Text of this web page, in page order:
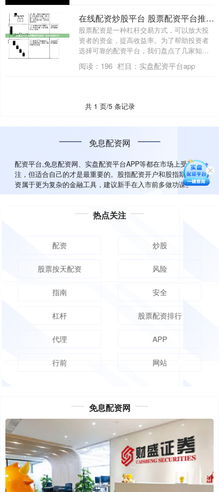
在线配资炒股平台 股票配资平台推荐：盘点知名配资公司
股票配资是一种杠杆交易方式，可以放大投
资者的资金，提高收益率。为了帮助投资者
选择可靠的配资平台，我们盘点了几家知名
配资公....
阅读： 196 栏目： 实盘配资平台app
共 1 页/5 条记录
免息配资网
配资平台,免息配资网、实盘配资平台APP等都在市场上受到关
注，但适合自己的才是最重要的。股指配资开户和股指期货配
资属于更为复杂的金融工具，建议新手在入市前多做功课。
热点关注
配资 炒股
股票按天配资 风险
指南 安全
杠杆 股票配资排行
代理 APP
行前 网站
免息配资网